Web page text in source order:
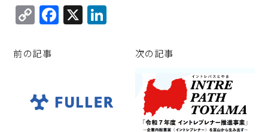
C
o
p
Li
n
F
a
b
o
X
d
I
前の記事 次の記事